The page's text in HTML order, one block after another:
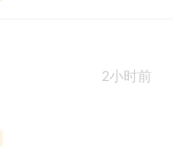
2小时前